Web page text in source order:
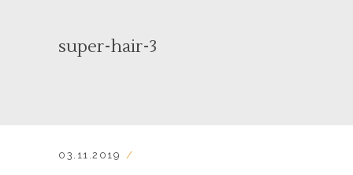
super-hair-3
03.11.2019